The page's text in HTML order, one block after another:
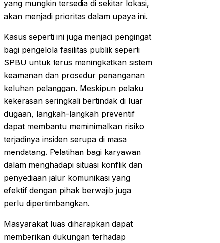
yang mungkin tersedia di sekitar lokasi,
akan menjadi prioritas dalam upaya ini.
Kasus seperti ini juga menjadi pengingat
bagi pengelola fasilitas publik seperti
SPBU untuk terus meningkatkan sistem
keamanan dan prosedur penanganan
keluhan pelanggan. Meskipun pelaku
kekerasan seringkali bertindak di luar
dugaan, langkah-langkah preventif
dapat membantu meminimalkan risiko
terjadinya insiden serupa di masa
mendatang. Pelatihan bagi karyawan
dalam menghadapi situasi konflik dan
penyediaan jalur komunikasi yang
efektif dengan pihak berwajib juga
perlu dipertimbangkan.
Masyarakat luas diharapkan dapat
memberikan dukungan terhadap